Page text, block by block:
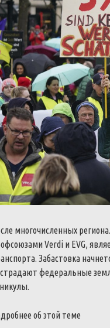
многочисленных
Verdi и EVG,
Забастовка
федеральные
об этой теме